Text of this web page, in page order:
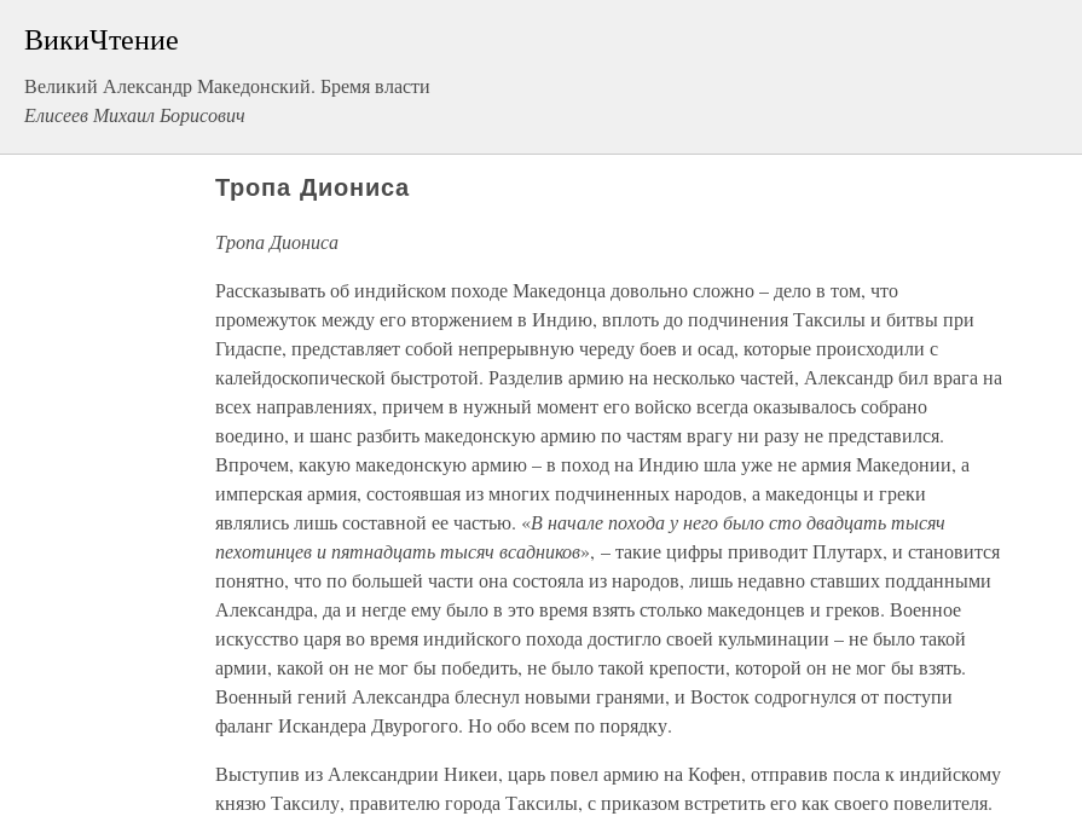
ВикиЧтение
Великий Александр Македонский. Бремя власти
Елисеев Михаил Борисович
Тропа Диониса
Тропа Диониса
Рассказывать об индийском походе Македонца довольно сложно – дело в том, что
промежуток между его вторжением в Индию, вплоть до подчинения Таксилы и битвы при
Гидаспе, представляет собой непрерывную череду боев и осад, которые происходили с
калейдоскопической быстротой. Разделив армию на несколько частей, Александр бил врага на
всех направлениях, причем в нужный момент его войско всегда оказывалось собрано
воедино, и шанс разбить македонскую армию по частям врагу ни разу не представился.
Впрочем, какую македонскую армию – в поход на Индию шла уже не армия Македонии, а
имперская армия, состоявшая из многих подчиненных народов, а македонцы и греки
являлись лишь составной ее частью. «В начале похода у него было сто двадцать тысяч
пехотинцев и пятнадцать тысяч всадников», – такие цифры приводит Плутарх, и становится
понятно, что по большей части она состояла из народов, лишь недавно ставших подданными
Александра, да и негде ему было в это время взять столько македонцев и греков. Военное
искусство царя во время индийского похода достигло своей кульминации – не было такой
армии, какой он не мог бы победить, не было такой крепости, которой он не мог бы взять.
Военный гений Александра блеснул новыми гранями, и Восток содрогнулся от поступи
фаланг Искандера Двурогого. Но обо всем по порядку.
Выступив из Александрии Никеи, царь повел армию на Кофен, отправив посла к индийскому
князю Таксилу, правителю города Таксилы, с приказом встретить его как своего повелителя.